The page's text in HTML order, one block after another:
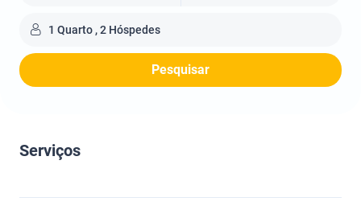
1 Quarto , 2 Hóspedes
Pesquisar
Serviços